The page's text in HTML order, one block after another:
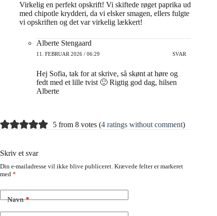
Virkelig en perfekt opskrift! Vi skiftede røget paprika ud
med chipotle krydderi, da vi elsker smagen, ellers fulgte
vi opskriften og det var virkelig lækkert!
Alberte Stengaard
11. FEBRUAR 2026 / 06:29 SVAR
Hej Sofia, tak for at skrive, så skønt at høre og
fedt med et lille tvist 🙂 Rigtig god dag, hilsen
Alberte
5 from 8 votes (4 ratings without comment)
Skriv et svar
Din e-mailadresse vil ikke blive publiceret. Krævede felter er markeret
med *
Navn*